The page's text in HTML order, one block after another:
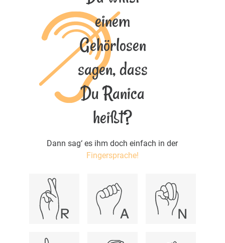
einem
Gehörlosen
sagen, dass
Du Ranica
heißt?
Dann sag‘ es ihm doch einfach in der
Fingersprache!